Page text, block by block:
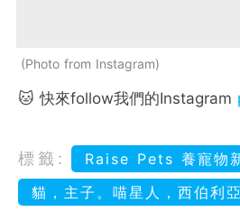
Photo from Instagram
🐱 快來follow我們的Instagram
標籤:
Raise Pets 養寵物
貓，主子。喵星人，西伯利